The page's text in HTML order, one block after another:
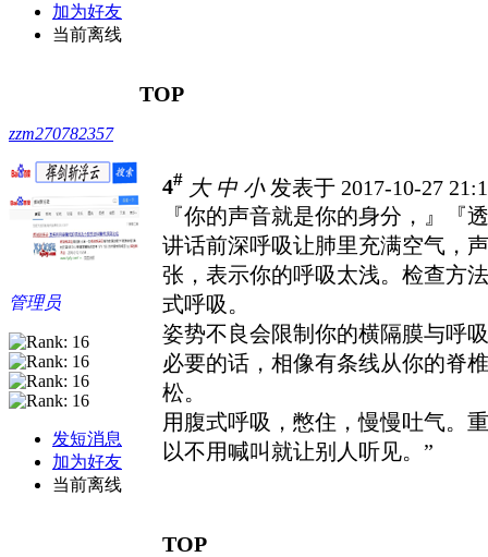
加为好友
当前离线
TOP
zzm270782357
管理员
发短消息
加为好友
当前离线
4# 大 中 小发表于 2017-10-27
『你的声音就是你的身分，』『
讲话前深呼吸让肺里充满空气，
张，表示你的呼吸太浅。检查方
式呼吸。
姿势不良会限制你的横隔膜与呼
必要的话，相像有条线从你的脊
松。
用腹式呼吸，憋住，慢慢吐气。
以不用喊叫就让别人听见。”
TOP